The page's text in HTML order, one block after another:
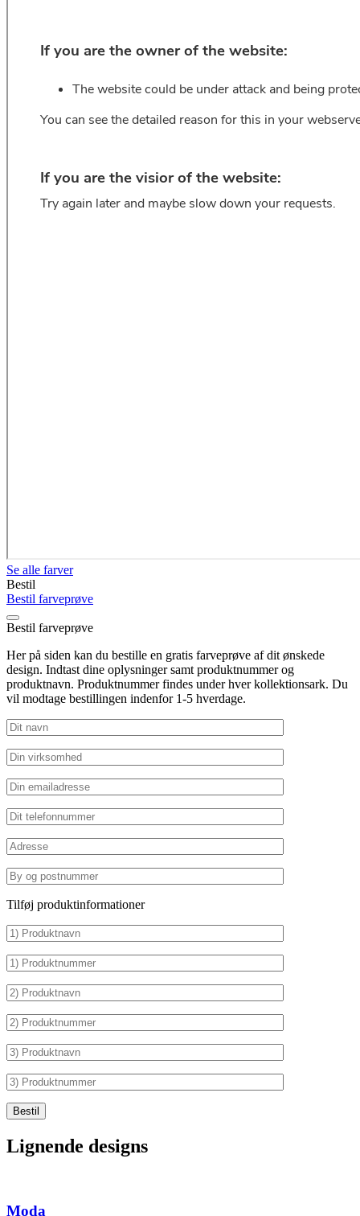
Se alle farver
Bestil
Bestil farveprøve
Bestil farveprøve
Her på siden kan du bestille en gratis farveprøve af dit ønskede
design. Indtast dine oplysninger samt produktnummer og
produktnavn. Produktnummer findes under hver kollektionsark. Du
vil modtage bestillingen indenfor 1-5 hverdage.
Tilføj produktinformationer
Lignende designs
Moda